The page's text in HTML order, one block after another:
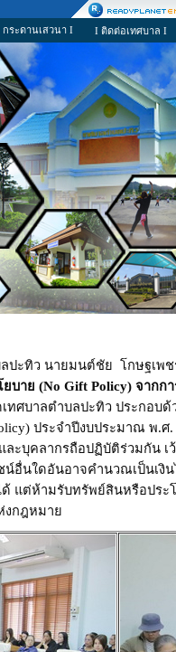
กระดานเสวนา I I ติดต่อเทศบาล I
ปะทิว นายมนต์ชัย โกษฐเพ
ยบาย (No Gift Policy) จากก
ทศบาลตำบลปะทิว ประกอบ
) ประจำปีงบประมาณ พ.
ละบุคลากรถือปฏิบัติร่วมกัน เ
อื่นใดอันอาจคำนวณเป็นเงิ
แต่ห้ามรับทรัพย์สินหรือปร
งกฎหมาย